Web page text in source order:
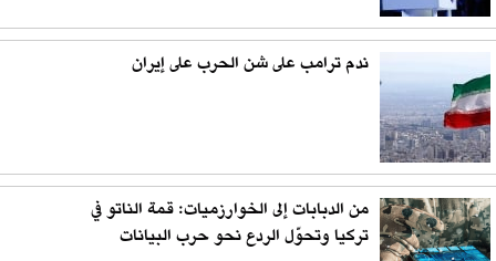
ندم ترامب على شن الحرب على إيران
من الدبابات إلى الخوارزميات: قمة الناتو في
تركيا وتحوّل الردع نحو حرب البيانات